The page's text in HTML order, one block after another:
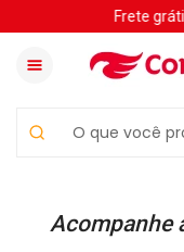
Frete
Acompanhe